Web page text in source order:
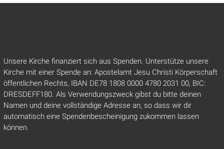
Unsere Kirche finanziert sich aus Spenden. Unterstütze unsere
Kirche mit einer Spende an: Apostelamt Jesu Christi Körperschaft
öffentlichen Rechts, IBAN DE78 1808 0000 4780 2031 00, BIC:
DRESDEFF180. Als Verwendungszweck gibst du bitte deinen
Namen und deine vollständige Adresse an, so dass wir dir
automatisch eine Spendenbescheinigung zukommen lassen
können.